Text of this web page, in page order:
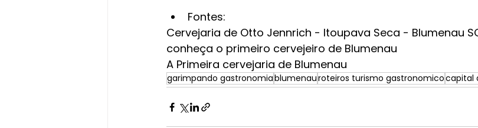
Fontes:
Cervejaria de Otto Jennrich - Itoupava Seca - Blumenau
conheça o primeiro cervejeiro de Blumenau
A Primeira cervejaria de Blumenau
garimpando gastronomiablumenauroteiros turismo gastronomicocapital